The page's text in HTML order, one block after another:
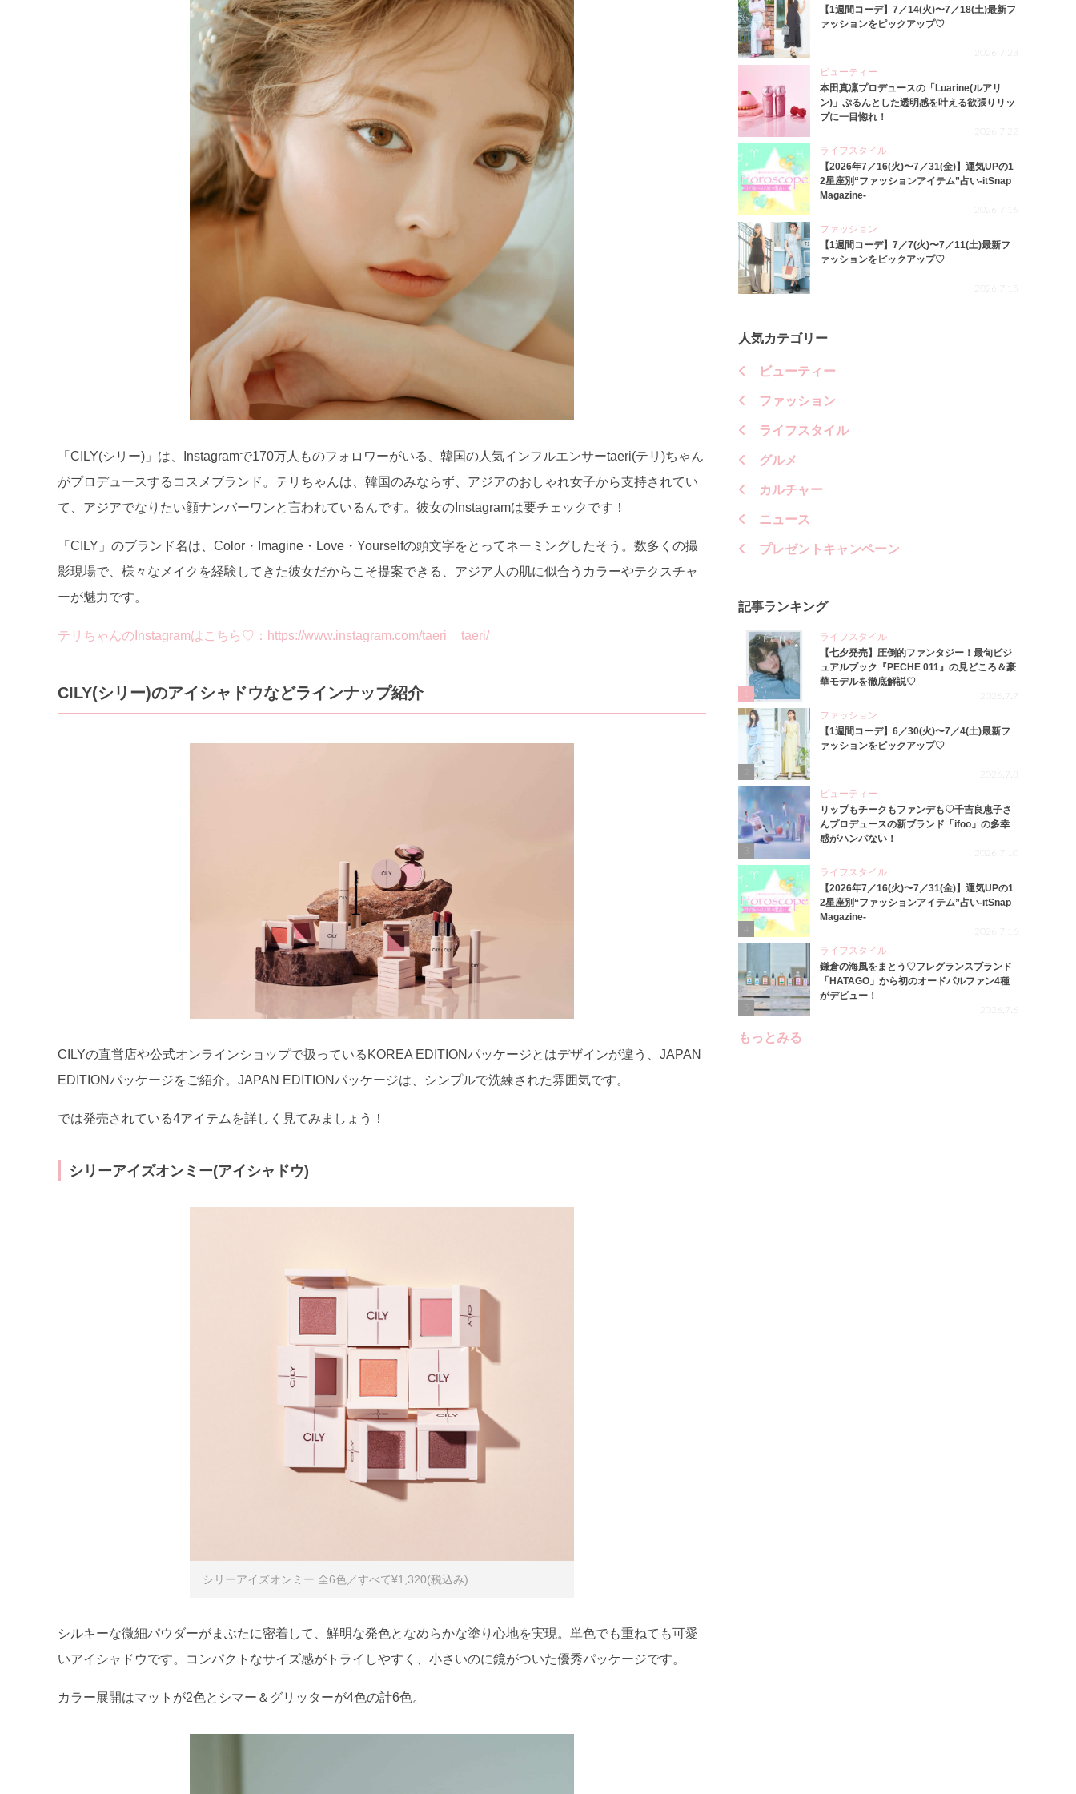
「CILY(シリー)」は、Instagramで170万人ものフォロワーがいる、韓国の人気インフルエンサーtaeri(テリ)ちゃん
がプロデュースするコスメブランド。テリちゃんは、韓国のみならず、アジアのおしゃれ女子から支持されてい
て、アジアでなりたい顔ナンバーワンと言われているんです。彼女のInstagramは要チェックです！
「CILY」のブランド名は、Color・Imagine・Love・Yourselfの頭文字をとってネーミングしたそう。数多くの撮
影現場で、様々なメイクを経験してきた彼女だからこそ提案できる、アジア人の肌に似合うカラーやテクスチャ
ーが魅力です。
テリちゃんのInstagramはこちら♡：https://www.instagram.com/taeri__taeri/
CILY(シリー)のアイシャドウなどラインナップ紹介
CILYの直営店や公式オンラインショップで扱っているKOREA EDITIONパッケージとはデザインが違う、JAPAN
EDITIONパッケージをご紹介。JAPAN EDITIONパッケージは、シンプルで洗練された雰囲気です。
では発売されている4アイテムを詳しく見てみましょう！
シリーアイズオンミー(アイシャドウ)
シリーアイズオンミー 全6色／すべて¥1,320(税込み)
シルキーな微細パウダーがまぶたに密着して、鮮明な発色となめらかな塗り心地を実現。単色でも重ねても可愛
いアイシャドウです。コンパクトなサイズ感がトライしやすく、小さいのに鏡がついた優秀パッケージです。
カラー展開はマットが2色とシマー＆グリッターが4色の計6色。
【1週間コーデ】7／14(火)〜7／18(土)最新フ
ァッションをピックアップ♡
2026.7.23
ビューティー
本田真凜プロデュースの「Luarine(ルアリ
ン)」ぷるんとした透明感を叶える欲張りリッ
プに一目惚れ！
2026.7.22
ライフスタイル
【2026年7／16(火)〜7／31(金)】運気UPの1
2星座別“ファッションアイテム”占い-itSnap
Magazine-
2026.7.16
ファッション
【1週間コーデ】7／7(火)〜7／11(土)最新フ
ァッションをピックアップ♡
2026.7.15
人気カテゴリー
ビューティー
ファッション
ライフスタイル
グルメ
カルチャー
ニュース
プレゼントキャンペーン
記事ランキング
ライフスタイル
【七夕発売】圧倒的ファンタジー！最旬ビジ
ュアルブック『PECHE 011』の見どころ＆豪
華モデルを徹底解説♡
2026.7.7
ファッション
【1週間コーデ】6／30(火)〜7／4(土)最新フ
ァッションをピックアップ♡
2026.7.8
3
ビューティー
リップもチークもファンデも♡千吉良恵子さ
んプロデュースの新ブランド「ifoo」の多幸
感がハンパない！
2026.7.10
4
ライフスタイル
【2026年7／16(火)〜7／31(金)】運気UPの1
2星座別“ファッションアイテム”占い-itSnap
Magazine-
2026.7.16
ライフスタイル
鎌倉の海風をまとう♡フレグランスブランド
「HATAGO」から初のオードパルファン4種
がデビュー！
2026.7.6
もっとみる